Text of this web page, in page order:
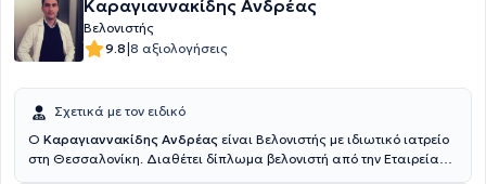
Καραγιαννακίδης Ανδρέας
Βελονιστής
9.8|8 αξιολογήσεις
Σχετικά με τον ειδικό
Ο Καραγιαννακίδης Ανδρέας είναι Βελονιστής με ιδιωτικό ιατρείο
στη Θεσσαλονίκη. Διαθέτει δίπλωμα βελονιστή από την Εταιρεία